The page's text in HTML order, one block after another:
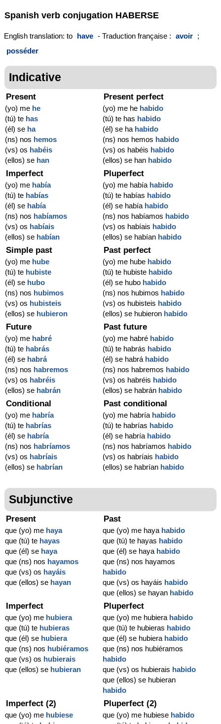
Spanish verb conjugation HABERSE
English translation: to have - Traduction française : avoir ;
posséder
Indicative
Present
(yo) me he
(tú) te has
(él) se ha
(ns) nos hemos
(vs) os habéis
(ellos) se han
Present perfect
(yo) me he habido
(tú) te has habido
(él) se ha habido
(ns) nos hemos habido
(vs) os habéis habido
(ellos) se han habido
Imperfect
(yo) me había
(tú) te habías
(él) se había
(ns) nos habíamos
(vs) os habíais
(ellos) se habían
Pluperfect
(yo) me había habido
(tú) te habías habido
(él) se había habido
(ns) nos habíamos habido
(vs) os habíais habido
(ellos) se habían habido
Simple past
(yo) me hube
(tú) te hubiste
(él) se hubo
(ns) nos hubimos
(vs) os hubisteis
(ellos) se hubieron
Past perfect
(yo) me hube habido
(tú) te hubiste habido
(él) se hubo habido
(ns) nos hubimos habido
(vs) os hubisteis habido
(ellos) se hubieron habido
Future
(yo) me habré
(tú) te habrás
(él) se habrá
(ns) nos habremos
(vs) os habréis
(ellos) se habrán
Past future
(yo) me habré habido
(tú) te habrás habido
(él) se habrá habido
(ns) nos habremos habido
(vs) os habréis habido
(ellos) se habrán habido
Conditional
(yo) me habría
(tú) te habrías
(él) se habría
(ns) nos habríamos
(vs) os habríais
(ellos) se habrían
Past conditional
(yo) me habría habido
(tú) te habrías habido
(él) se habría habido
(ns) nos habríamos habido
(vs) os habríais habido
(ellos) se habrían habido
Subjunctive
Present
que (yo) me haya
que (tú) te hayas
que (él) se haya
que (ns) nos hayamos
que (vs) os hayáis
que (ellos) se hayan
Past
que (yo) me haya habido
que (tú) te hayas habido
que (él) se haya habido
que (ns) nos hayamos
habido
que (vs) os hayáis habido
que (ellos) se hayan habido
Imperfect
que (yo) me hubiera
que (tú) te hubieras
que (él) se hubiera
que (ns) nos hubiéramos
que (vs) os hubierais
que (ellos) se hubieran
Pluperfect
que (yo) me hubiera habido
que (tú) te hubieras habido
que (él) se hubiera habido
que (ns) nos hubiéramos
habido
que (vs) os hubierais habido
que (ellos) se hubieran
habido
Imperfect (2)
que (yo) me hubiese
Pluperfect (2)
que (yo) me hubiese habido